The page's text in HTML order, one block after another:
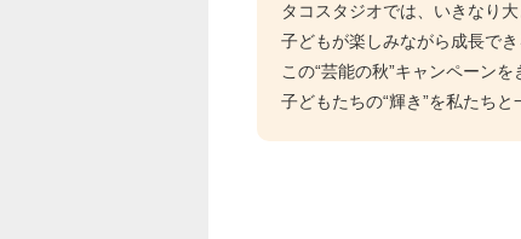
タコスタジオでは、いきなり
子どもが楽しみながら成長で
この“芸能の秋”キャンペーン
子どもたちの“輝き”を私たちと